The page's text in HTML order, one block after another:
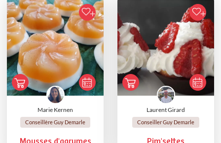
Marie Kernen
Conseillère Guy Demarle
Laurent Girard
Conseiller Guy Demarle